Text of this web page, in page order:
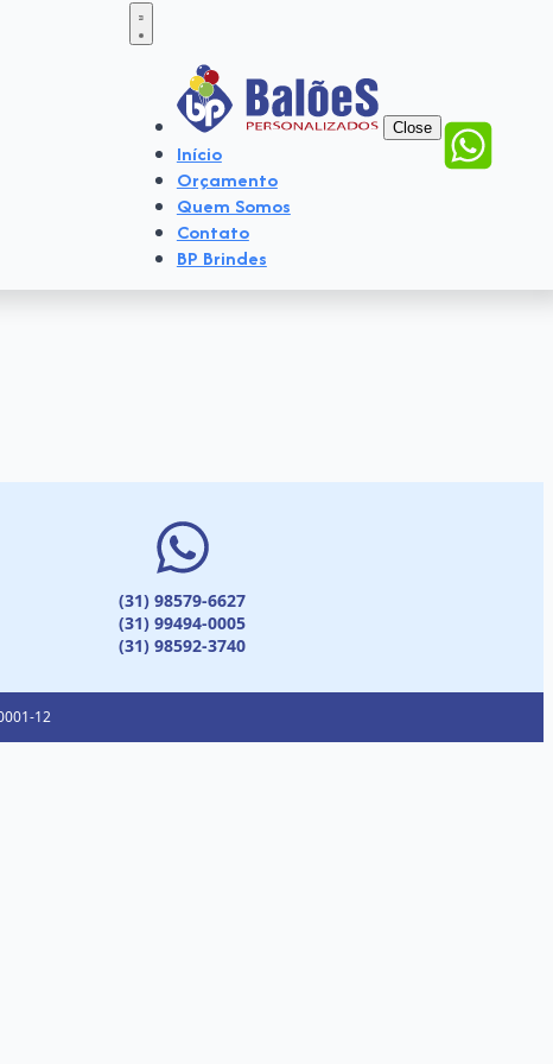
Close
Início
Orçamento
Quem Somos
Contato
BP Brindes
(31) 98579-6627
(31) 99494-0005
(31) 98592-3740
12